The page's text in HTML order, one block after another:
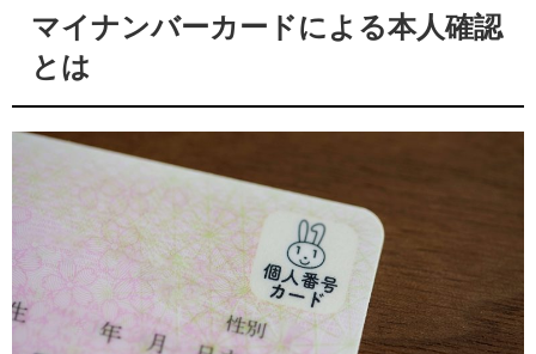
マイナンバーカードによる本人確認
とは